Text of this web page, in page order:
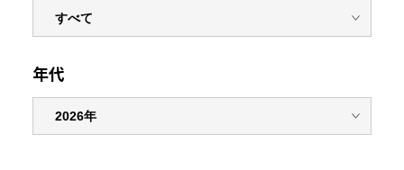
年代